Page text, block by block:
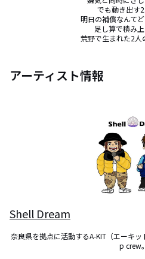
でも動き出す
明日の補償なんて
足し算で積み
荒野で生まれた2人
アーティスト情報
Shell Dream
奈良県を拠点に活動するA-KIT（エーキ
p crew。